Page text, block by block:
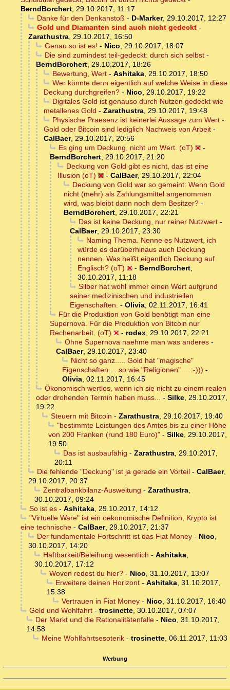
BerndBorchert, 29.10.2017, 11:17
Danke für den Denkanstoß - D-Marker, 29.10.2017, 12:27
Gold und Diamanten sind auch nicht gedeckt-
Zarathustra, 29.10.2017, 16:50
Genau so ist es! - Nico, 29.10.2017, 18:07
Die sind zumindest teil-gedeckt: durch sich selbst-
BerndBorchert, 29.10.2017, 18:26
Bewertung, Wert- Ashitaka, 29.10.2017, 18:50
Wer könnte denn eigentlich auf welche Weise in diese
Deckung durchgreifen? - Nico, 29.10.2017, 19:22
Digitales Gold ist genauso durch Nutzen gedeckt wie
metallenes Gold - Zarathustra, 29.10.2017, 19:48
Physische Praesenz ist keinerlei Aussage zum Wert -
Gold oder Bitcoin sind lediglich Nachweis von Arbeit -
CalBaer, 29.10.2017, 20:56
Es ging um Deckung, nicht um Wert. (oT)
-
BerndBorchert, 29.10.2017, 21:20
Deckung von Gold gibt es nicht, das ist eine
Illusion (oT)
- CalBaer, 29.10.2017, 22:04
Deckung von Gold war so gemeint: Wenn Gold
nicht (mehr) als Zahlungsmittel angenommen
wird, was bleibt dann noch dem Besitzer? -
BerndBorchert, 29.10.2017, 22:21
Das ist keine Deckung, nur reiner Nutzwert-
CalBaer, 29.10.2017, 23:30
Naming Thema. Nenne es Nutzwert, ich
würde es darüberhinaus auch Deckung
nennen. Was heißt eigentlich Deckung auf
Englisch? (oT)
- BerndBorchert,
30.10.2017, 11:18
Silber hat wohl immer einen Wert aufgrund
seiner medizinischen und industriellen
Eigenschaften. - Olivia, 02.11.2017, 16:41
Für die Produktion von Gold benötigt man eine
Supernova. Für die Produktion von Bitcoin nur
Rechenarbeit. (oT)
- rodex, 29.10.2017, 22:21
Ohne Supernova naehme man was anderes-
CalBaer, 29.10.2017, 23:40
Nicht so ganz..... Gold hat "magische"
Eigenschaften.... so wie "Religionen".... :-))) -
Olivia, 02.11.2017, 16:45
Ökonomisch wertlos, wenn ich sie nicht zu einem realen
oder drohenden Termin haben muss... - Silke, 29.10.2017,
19:22
Steuern mit Bitcoin - Zarathustra, 29.10.2017, 19:40
"bestimmte Leistungen des Amtes bis zu einer Höhe
von 200 Franken (rund 180 Euro)" - Silke, 29.10.2017,
19:50
Das ist ausbaufähig - Zarathustra, 29.10.2017,
20:11
Die fehlende "Deckung" ist ja gerade ein Vorteil- CalBaer,
29.10.2017, 20:37
Zentralbankbilanz-Ausweitung - Zarathustra,
30.10.2017, 09:24
So ist es- Ashitaka, 29.10.2017, 14:12
"Virtuelle Ware" ist ein oekonomische Definition, Krypto ist
eine technische - CalBaer, 29.10.2017, 21:37
Der fundamentale Fortschritt ist das Fiat Money- Nico,
30.10.2017, 14:20
Haftbarkeit/Beleihung wesentlich - Ashitaka,
30.10.2017, 17:12
Wovon redest du hier?- Nico, 31.10.2017, 13:07
Erweitere deinen Horizont- Ashitaka, 31.10.2017,
15:38
Vertrauen in Fiat Money- Nico, 31.10.2017, 16:40
Geld und Wohlfahrt- trosinette, 30.10.2017, 07:07
Der Markt und die Rationalitätenfalle- Nico, 31.10.2017,
14:58
Meine Wohlfahrtsesoterik- trosinette, 06.11.2017, 11:03
Werbung